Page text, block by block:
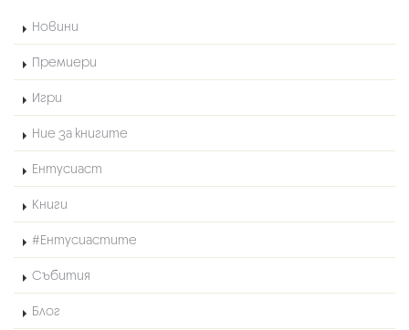
Новини
Премиери
Игри
Ние за книгите
Ентусиаст
Книги
#Ентусиастите
Събития
Блог